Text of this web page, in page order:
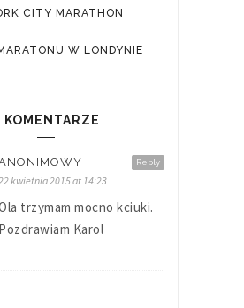
CITY MARATHON
W LONDYNIE
KOMENTARZE
Reply
22 kwietnia 2015 at 14:23
trzymam mocno kciuki.
Pozdrawiam Karol